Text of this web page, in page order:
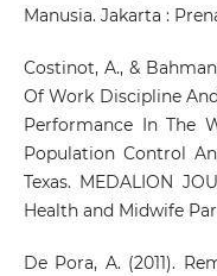
Manusia. Jakarta :
Costinot, A., &
Of Work Discipline
Performance In The
Population Control
Texas. MEDALION
Health and Midwife
De Pora, A. (2011).